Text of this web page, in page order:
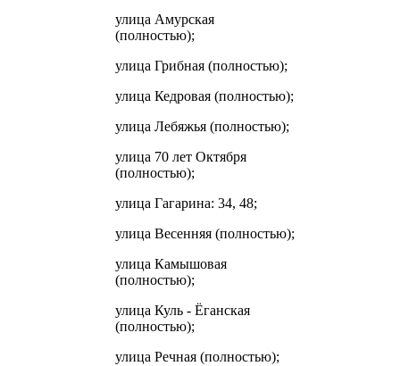
улица Амурская
(полностью);
улица Грибная (полностью);
улица Кедровая (полностью);
улица Лебяжья (полностью);
улица 70 лет Октября
(полностью);
улица Гагарина: 34, 48;
улица Весенняя (полностью);
улица Камышовая
(полностью);
улица Куль - Ёганская
(полностью);
улица Речная (полностью);